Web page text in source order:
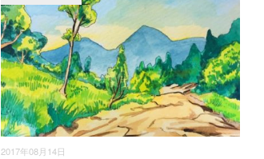
2017年08月14日